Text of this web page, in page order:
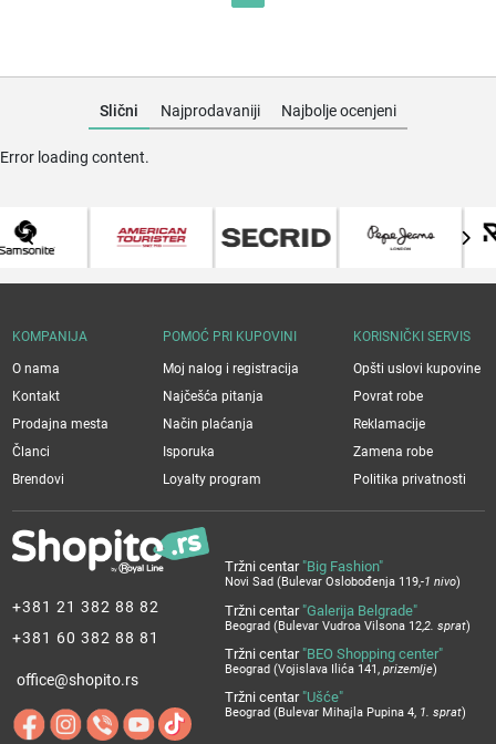
Slični Najprodavaniji Najbolje ocenjeni
Error loading content.
+381 21 382 88 82
+381 60 382 88 81
office@shopito.rs
Tržni centar "Big Fashion"
Novi Sad (Bulevar Oslobođenja 119,-1 nivo)
Tržni centar "Galerija Belgrade"
Beograd (Bulevar Vudroa Vilsona 12,2. sprat)
Tržni centar "BEO Shopping center"
Beograd (Vojislava Ilića 141, prizemlje)
Tržni centar "Ušće"
Beograd (Bulevar Mihajla Pupina 4, 1. sprat)
KOMPANIJA
O nama
Kontakt
Prodajna mesta
Članci
Brendovi
POMOĆ PRI KUPOVINI
Moj nalog i registracija
Najčešća pitanja
Način plaćanja
Isporuka
Loyalty program
KORISNIČKI SERVIS
Opšti uslovi kupovine
Povrat robe
Reklamacije
Zamena robe
Politika privatnosti